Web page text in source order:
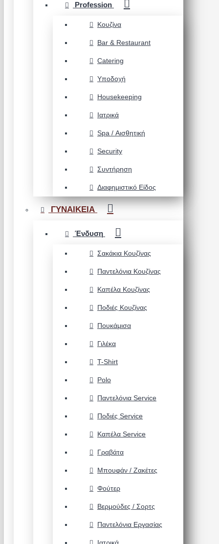
Profession
Κουζίνα
Bar & Restaurant
Catering
Υποδοχή
Housekeeping
Ιατρικά
Spa / Αισθητική
Security
Συντήρηση
Διαφημιστικό Είδος
ΓΥΝΑΙΚΕΙΑ
Ένδυση
Σακάκια Κουζίνας
Παντελόνια Κουζίνας
Καπέλα Κουζίνας
Ποδιές Κουζίνας
Πουκάμισα
Γιλέκα
T-Shirt
Polo
Παντελόνια Service
Ποδιές Service
Καπέλα Service
Γραβάτα
Μπουφάν / Ζακέτες
Φούτερ
Βερμούδες / Σορτς
Παντελόνια Εργασίας